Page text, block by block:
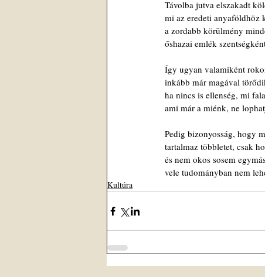
Távolba jutva elszakadt
mi az eredeti anyaföldhöz
a zordabb körülmény
őshazai emlék
Így ugyan valamiként
inkább már magával
ha nincs is ellenség, mi
ami már a miénk, ne
Pedig bizonyosság, hogy
tartalmaz többletet, csak
és nem okos sosem
vele tudományban nem
Kultúra